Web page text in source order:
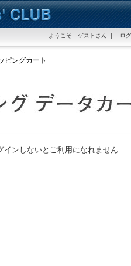
ようこそ ゲストさん | ロ
ピングカート
インしないとご利用になれません